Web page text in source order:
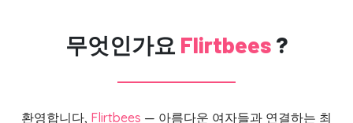
무엇인가요 Flirtbees ?
환영합니다, Flirtbees — 아름다운 여자들과 연결하는 최